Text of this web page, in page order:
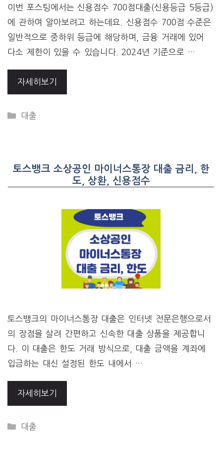
이번 포스팅에서는 신용점수 700점대출(신용등급 5등급)
에 관하여 알아보려고 하는데요. 신용점수 700점 수준은
일반적으로 중하위 등급에 해당하며, 금융 거래에 있어
다소 제한이 있을 수 있습니다. 2024년 기준으로 …
자세히보기
CATEGORIES
대출
토스뱅크 소상공인 마이너스통장 대출 금리, 한
도, 상환, 신용점수
토스뱅크의 마이너스통장 대출은 인터넷 전문은행으로서
의 장점을 살려 간편하고 신속한 대출 상품을 제공합니
다. 이 대출은 한도 거래 방식으로, 대출 금액을 계좌에
입금하는 대신 설정된 한도 내에서 …
자세히보기
CATEGORIES
대출